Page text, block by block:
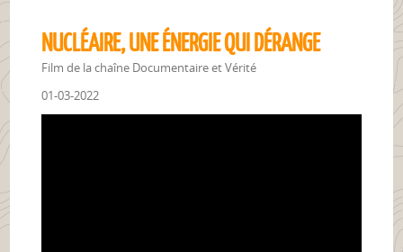
NUCLÉAIRE, UNE ÉNERGIE QUI DÉRANGE
Film de la chaîne Documentaire et Vérité
01-03-2022